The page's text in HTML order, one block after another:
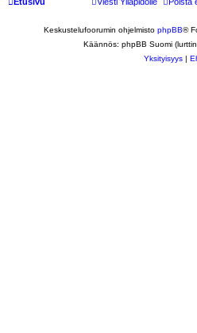
Keskustelufoorumin ohjelmisto phpBB®
Käännös: phpBB Suomi
Yksityisyys |